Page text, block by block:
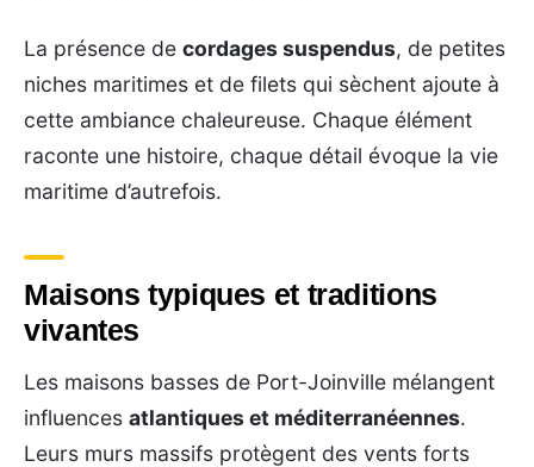
La présence de cordages suspendus, de petites
niches maritimes et de filets qui sèchent ajoute à
cette ambiance chaleureuse. Chaque élément
raconte une histoire, chaque détail évoque la vie
maritime d’autrefois.
Maisons typiques et traditions
vivantes
Les maisons basses de Port-Joinville mélangent
influences atlantiques et méditerranéennes.
Leurs murs massifs protègent des vents forts